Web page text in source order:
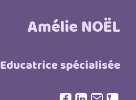
Amélie NOËL
Educatrice spécialisée